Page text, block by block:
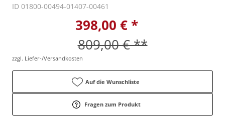
ID 01800-00494-01407-00461
398,00 € *
809,00 € **
zzgl. Liefer-/Versandkosten
Auf die Wunschliste
Fragen zum Produkt